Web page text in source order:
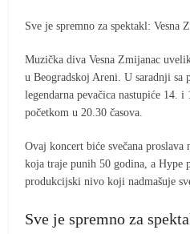
Sve je spremno za spektakl:
Muzička diva Vesna Zmijanac
u Beogradskoj Areni. U saradnji sa
legendarna pevačica nastupiće 14.
početkom u 20.30 časova.
Ovaj koncert biće svečana proslava
koja traje punih 50 godina, a Hype
produkcijski nivo koji nadmašuje
Sve je spremno za